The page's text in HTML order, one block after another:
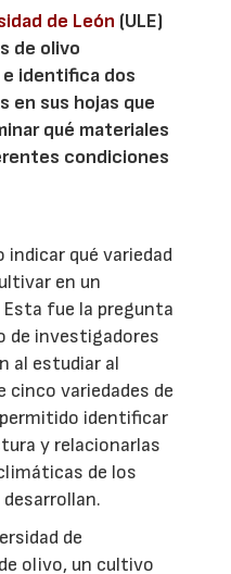
de León (ULE)
de olivo
identifica dos
en sus hojas que
qué materiales
condiciones
indicar qué variedad
en un
fue la pregunta
de investigadores
al estudiar al
cinco variedades de
identificar
y relacionarlas
de los
de
olivo, un cultivo